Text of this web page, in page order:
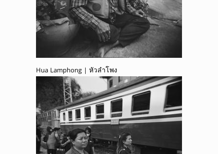
Hua Lamphong | หัวลำโพง